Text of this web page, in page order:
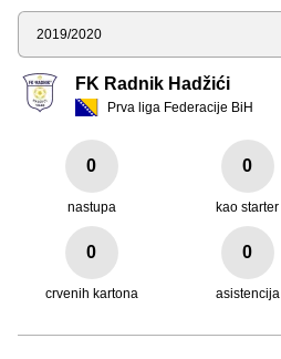
Sezona
FK Radnik Hadžići
Prva liga Federacije BiH
0
nastupa
0
kao starter
0
crvenih kartona
0
asistencija